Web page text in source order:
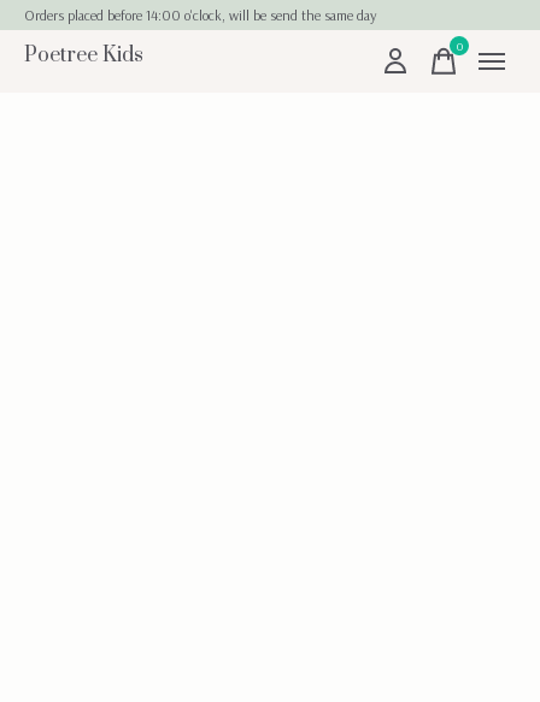
Orders placed before 14:00 o'clock, will be send the same day
Poetree Kids 0items